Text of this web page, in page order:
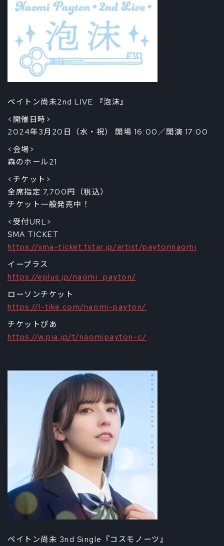
ペイトン尚未2nd LIVE 『泡沫』
<開催日時>
2024年3月20日（水・祝） 開場 16:00／開演 17:00
<会場>
森のホール21
<チケット>
全席指定:7,700円（税込）
チケット一般発売中！
<受付URL>
SMA TICKET
https://sma-ticket.tstar.jp/artist/paytonnaomi
イープラス
https://eplus.jp/naomi_payton/
ローソンチケット
https://l-tike.com/naomi-payton/
チケットぴあ
https://w.pia.jp/t/naomipayton-c/
ペイトン尚未 3nd Single『コスモノーツ』